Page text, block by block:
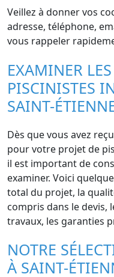
Veillez à donner vos
adresse, téléphone,
vous rappeler
EXAMINER
PISCINISTES
SAINT-
Dès que vous avez
pour votre projet de
il est important de
examiner. Voici
total du projet, la
compris dans le devis,
travaux, les garanties
NOTRE
À SAINT-